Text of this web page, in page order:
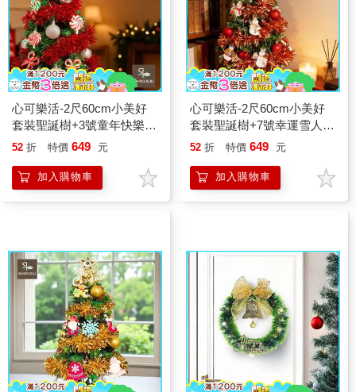
心可樂活-2尺60cm小美好
套裝聖誕樹+3號童年快樂糖
果彩繪木片飾品組_不含燈
52 折 特價 649 元
加入購物車
心可樂活-2尺60cm小美好
套裝聖誕樹+7號幸運雪人紅
系彩繪木片飾品組_不含燈
52 折 特價 649 元
加入購物車